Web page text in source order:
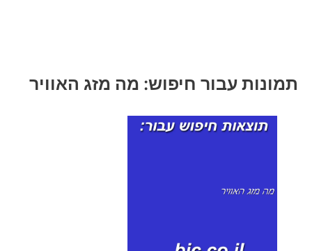
תמונות עבור חיפוש: מה מזג האוויר